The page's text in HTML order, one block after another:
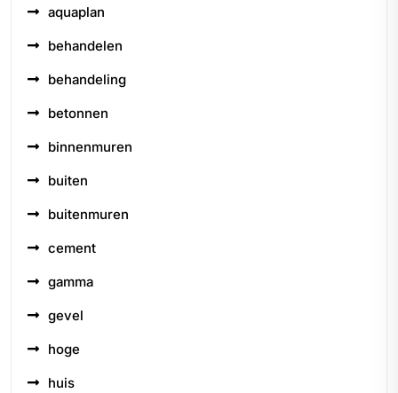
aquaplan
behandelen
behandeling
betonnen
binnenmuren
buiten
buitenmuren
cement
gamma
gevel
hoge
huis